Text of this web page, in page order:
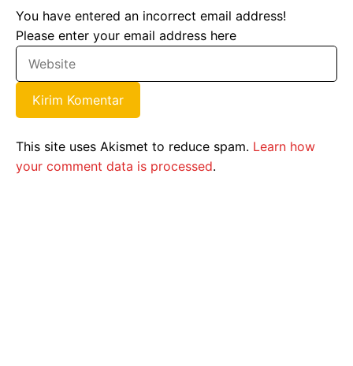
You have entered an incorrect email address!
Please enter your email address here
This site uses Akismet to reduce spam. Learn how
your comment data is processed.